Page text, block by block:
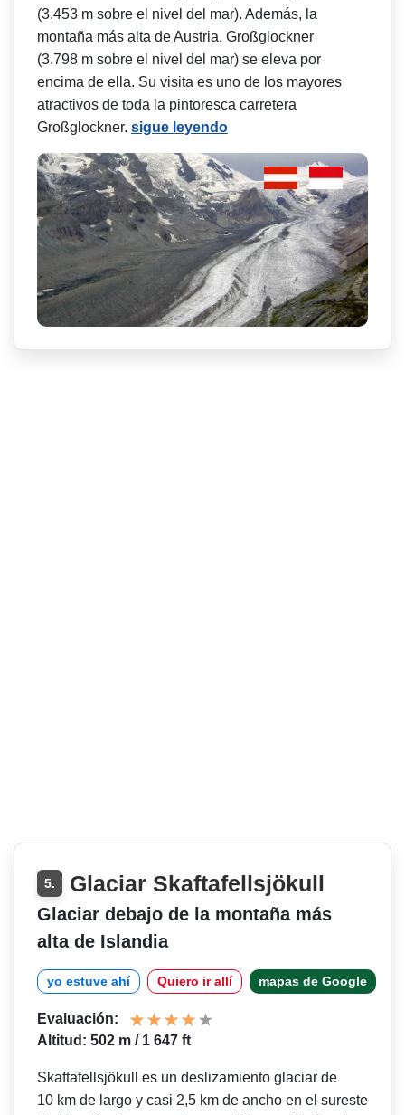
(3.453 m sobre el nivel del mar). Además, la
montaña más alta de Austria, Großglockner
(3.798 m sobre el nivel del mar) se eleva por
encima de ella. Su visita es uno de los mayores
atractivos de toda la pintoresca carretera
Großglockner. sigue leyendo
5. Glaciar Skaftafellsjökull
Glaciar debajo de la montaña más
alta de Islandia
yo estuve ahí Quiero ir allí mapas de Google
Evaluación:
Altitud: 502 m / 1 647 ft
Skaftafellsjökull es un deslizamiento glaciar de
10 km de largo y casi 2,5 km de ancho en el sureste